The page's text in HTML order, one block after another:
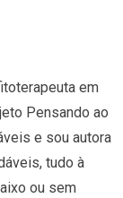
em
Pensando ao
e sou autora
tudo à
ou sem